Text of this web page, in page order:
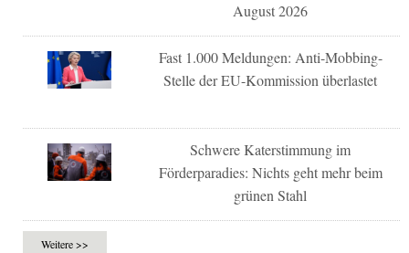
August 2026
Fast 1.000 Meldungen: Anti-Mobbing-
Stelle der EU-Kommission überlastet
Schwere Katerstimmung im
Förderparadies: Nichts geht mehr beim
grünen Stahl
Weitere >>